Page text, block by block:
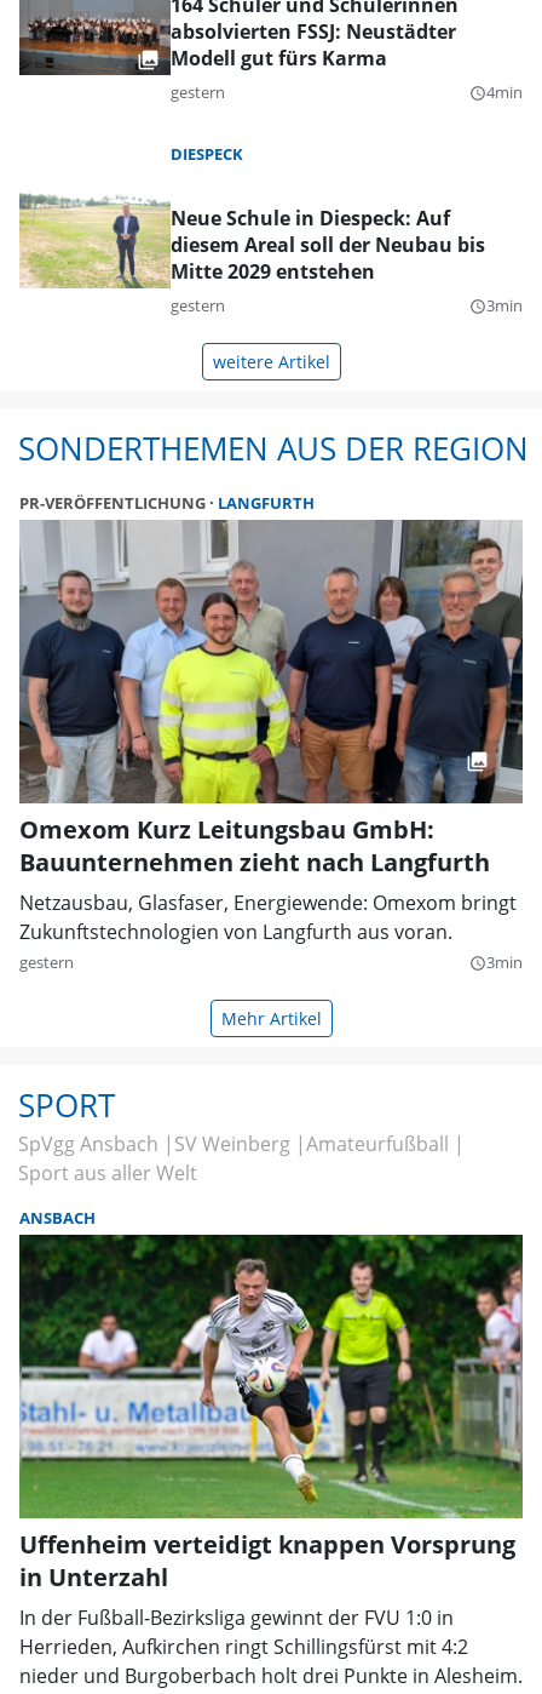
164 Schüler und Schülerinnen
absolvierten FSSJ: Neustädter
Modell gut fürs Karma
gestern query_builder4min
DIESPECK
Neue Schule in Diespeck: Auf
diesem Areal soll der Neubau bis
Mitte 2029 entstehen
gestern query_builder3min
weitere Artikel
SONDERTHEMEN AUS DER REGION
PR-VERÖFFENTLICHUNG LANGFURTH
Omexom Kurz Leitungsbau GmbH:
Bauunternehmen zieht nach Langfurth
Netzausbau, Glasfaser, Energiewende: Omexom bringt
Zukunftstechnologien von Langfurth aus voran.
gestern query_builder3min
Mehr Artikel
SPORT
SpVgg Ansbach SV Weinberg Amateurfußball
Sport aus aller Welt
ANSBACH
Uffenheim verteidigt knappen Vorsprung
in Unterzahl
In der Fußball-Bezirksliga gewinnt der FVU 1:0 in
Herrieden, Aufkirchen ringt Schillingsfürst mit 4:2
nieder und Burgoberbach holt drei Punkte in Alesheim.